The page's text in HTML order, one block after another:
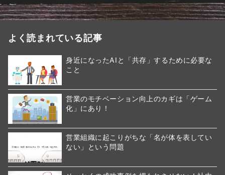
よく読まれている記事
身近になったAIと「共存」するために必要な
こと
営業のモチベーション向上のカギは「ゲーム
化」にあり！
営業組織に起こりがちな「名が体を表してい
ない」という問題